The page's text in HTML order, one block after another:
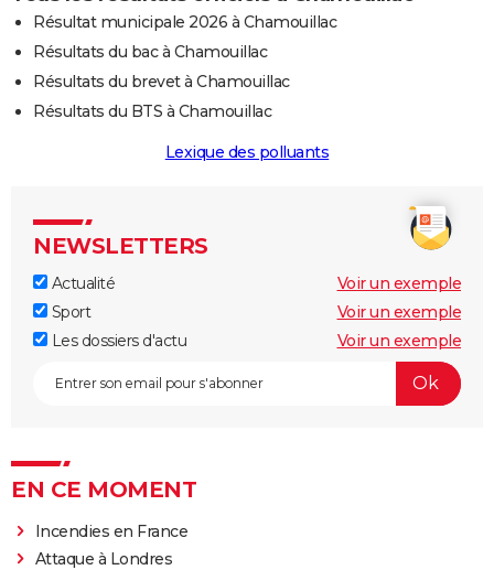
Résultat municipale 2026 à Chamouillac
Résultats du bac à Chamouillac
Résultats du brevet à Chamouillac
Résultats du BTS à Chamouillac
Lexique des polluants
NEWSLETTERS
Actualité
Voir un exemple
Sport
Voir un exemple
Les dossiers d'actu
Voir un exemple
EN CE MOMENT
Incendies en France
Attaque à Londres